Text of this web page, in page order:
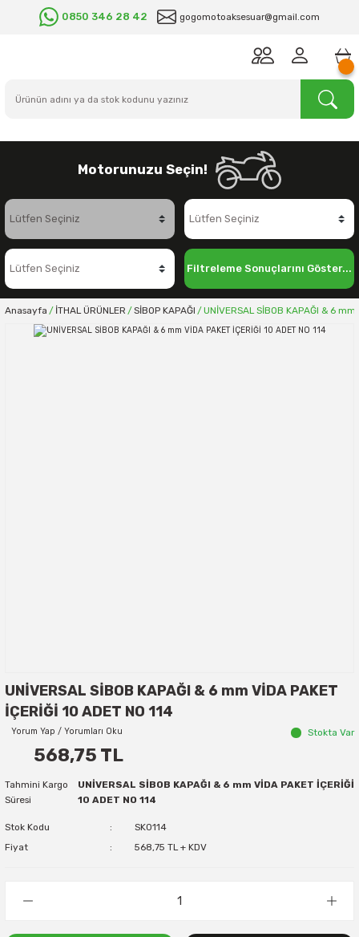
0850 346 28 42 gogomotoaksesuar@gmail.com
Motorunuzu Seçin!
Filtreleme Sonuçlarını Göster...
Anasayfa İTHAL ÜRÜNLER SİBOP KAPAĞI UNİVERSAL SİBOB KAPAĞI & 6 mm
UNİVERSAL SİBOB KAPAĞI & 6 mm VİDA PAKET
İÇERİĞİ 10 ADET NO 114
Yorum Yap / Yorumları Oku Stokta Var
568,75 TL
Tahmini Kargo
Süresi
UNİVERSAL SİBOB KAPAĞI & 6 mm VİDA PAKET İÇERİĞİ
10 ADET NO 114
Stok Kodu
SK0114
Fiyat
568,75 TL + KDV